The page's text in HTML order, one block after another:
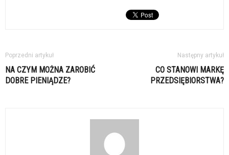
Poprzedni artykuł
NA CZYM MOŻNA ZAROBIĆ
DOBRE PIENIĄDZE?
Następny artykuł
CO STANOWI MARKĘ
PRZEDSIĘBIORSTWA?